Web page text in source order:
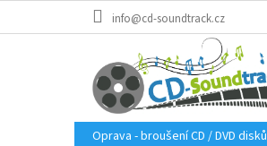
info@cd-soundtrack.cz
Oprava - broušení CD / DVD disků